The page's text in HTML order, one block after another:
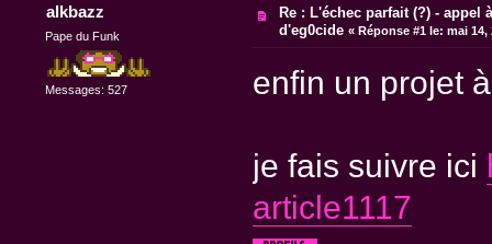
alkbazz
Pape du Funk
Messages: 527
Re : L'échec parfait (?) - appel
d'eg0cide «Réponse #1 le: mai 14,
enfin un projet
je fais suivre ici
article1117